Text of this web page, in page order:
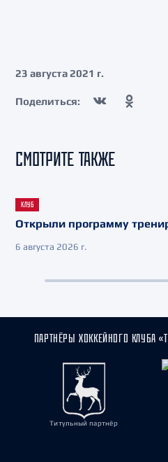
23 августа 2021 г.
Поделиться:
СМОТРИТЕ ТАКЖЕ
КЛУБ
Открыли программу
6 августа 2026 г.
ПАРТНЁРЫ ХОККЕЙНОГО КЛУБА
Титульный партнёр